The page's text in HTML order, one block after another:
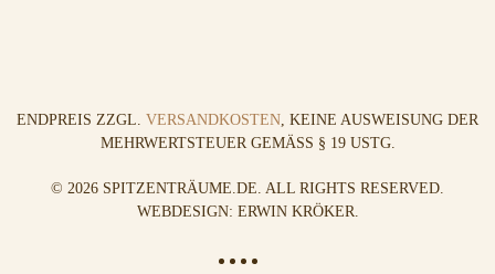
ENDPREIS ZZGL. VERSANDKOSTEN, KEINE AUSWEISUNG DER
MEHRWERTSTEUER GEMÄSS § 19 USTG.
© 2026 SPITZENTRÄUME.DE. ALL RIGHTS RESERVED.
WEBDESIGN: ERWIN KRÖKER.